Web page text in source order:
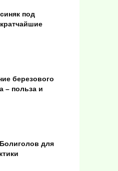
под
березового
– польза и
для